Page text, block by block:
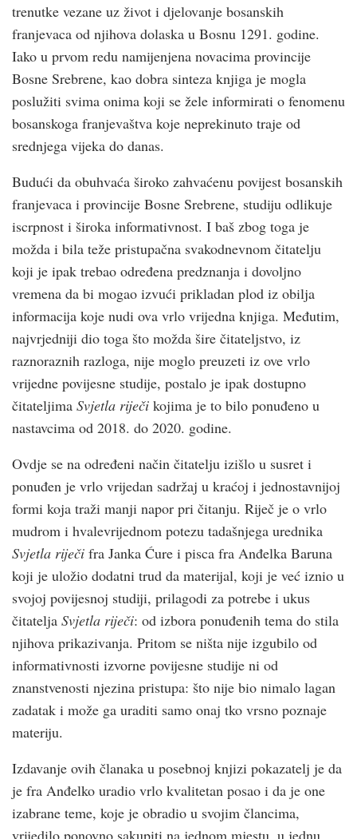
trenutke vezane uz život i djelovanje bosanskih
franjevaca od njihova dolaska u Bosnu 1291. godine.
Iako u prvom redu namijenjena novacima provincije
Bosne Srebrene, kao dobra sinteza knjiga je mogla
poslužiti svima onima koji se žele informirati o fenomenu
bosanskoga franjevaštva koje neprekinuto traje od
srednjega vijeka do danas.
Budući da obuhvaća široko zahvaćenu povijest bosanskih
franjevaca i provincije Bosne Srebrene, studiju odlikuje
iscrpnost i široka informativnost. I baš zbog toga je
možda i bila teže pristupačna svakodnevnom čitatelju
koji je ipak trebao određena predznanja i dovoljno
vremena da bi mogao izvući prikladan plod iz obilja
informacija koje nudi ova vrlo vrijedna knjiga. Međutim,
najvrjedniji dio toga što možda šire čitateljstvo, iz
raznoraznih razloga, nije moglo preuzeti iz ove vrlo
vrijedne povijesne studije, postalo je ipak dostupno
čitateljima Svjetla riječi kojima je to bilo ponuđeno u
nastavcima od 2018. do 2020. godine.
Ovdje se na određeni način čitatelju izišlo u susret i
ponuđen je vrlo vrijedan sadržaj u kraćoj i jednostavnijoj
formi koja traži manji napor pri čitanju. Riječ je o vrlo
mudrom i hvalevrijednom potezu tadašnjega urednika
Svjetla riječi fra Janka Ćure i pisca fra Anđelka Baruna
koji je uložio dodatni trud da materijal, koji je već iznio u
svojoj povijesnoj studiji, prilagodi za potrebe i ukus
čitatelja Svjetla riječi: od izbora ponuđenih tema do stila
njihova prikazivanja. Pritom se ništa nije izgubilo od
informativnosti izvorne povijesne studije ni od
znanstvenosti njezina pristupa: što nije bio nimalo lagan
zadatak i može ga uraditi samo onaj tko vrsno poznaje
materiju.
Izdavanje ovih članaka u posebnoj knjizi pokazatelj je da
je fra Anđelko uradio vrlo kvalitetan posao i da je one
izabrane teme, koje je obradio u svojim člancima,